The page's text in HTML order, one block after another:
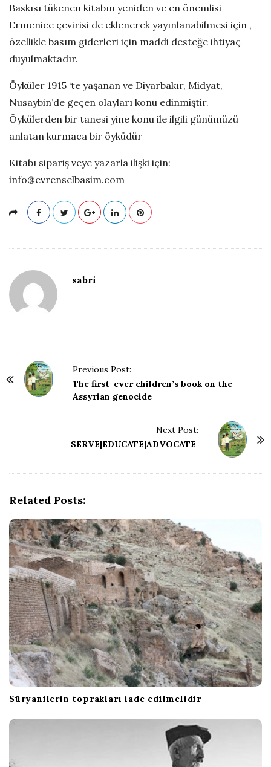
Baskısı tükenen kitabın yeniden ve en önemlisi
Ermenice çevirisi de eklenerek yayınlanabilmesi için ,
özellikle basım giderleri için maddi desteğe ihtiyaç
duyulmaktadır.
Öyküler 1915 ‘te yaşanan ve Diyarbakır, Midyat,
Nusaybin’de geçen olayları konu edinmiştir.
Öykülerden bir tanesi yine konu ile ilgili günümüzü
anlatan kurmaca bir öyküdür
Kitabı sipariş veye yazarla ilişki için:
info@evrenselbasim.com
sabri
Previous Post:
The first-ever children’s book on the
Assyrian genocide
Next Post:
SERVE|EDUCATE|ADVOCATE
Related Posts:
Süryanilerin toprakları iade edilmelidir